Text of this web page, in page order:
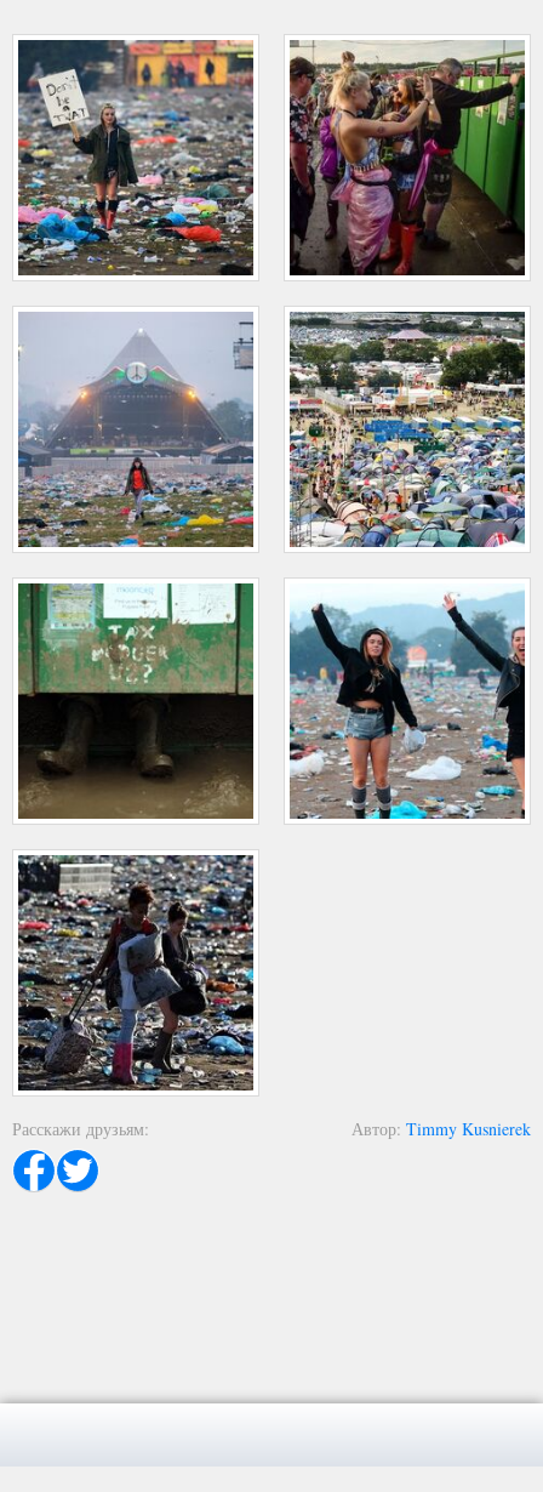
Расскажи друзьям Автор Timmy Kusnierek